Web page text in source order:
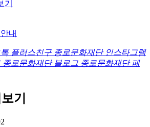
기
내
플러스친구 종로문화재단 인스타그램
종로문화재단 블로그 종로문화재단 페
기